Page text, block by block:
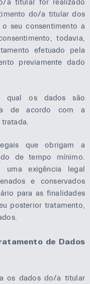
a titular for realizado
do/a titular dos
seu consentimento a
todavia,
efetuado pela
previamente dado
qual os dados são
de acordo com a
que obrigam a
de tempo mínimo.
exigência legal
e conservados
para as finalidades
posterior tratamento,
de Dados
os dados do/a titular